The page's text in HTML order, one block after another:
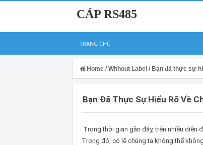
CÁP RS485
TRANG CHỦ
Home / Without Label / Bạn đã thực sự
Bạn Đã Thực Sự Hiểu Rõ Về
Trong thời gian gần đây, trên nhiều diễn
Trong đó, có lẽ chúng ta không thể